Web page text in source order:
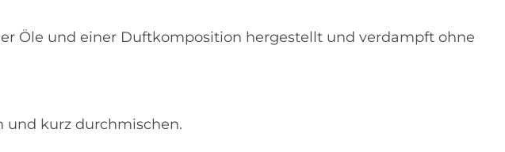
Öle und einer Duftkomposition hergestellt und verdampft ohne
und kurz durchmischen.